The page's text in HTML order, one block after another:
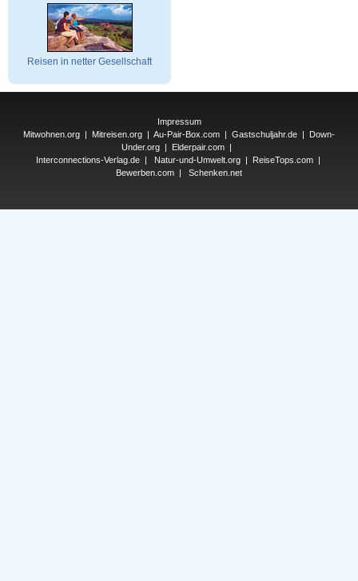
Reisen in netter Gesellschaft
Impressum
Mitwohnen.org | Mitreisen.org | Au-Pair-Box.com | Gastschuljahr.de | Down-
Under.org | Elderpair.com |
Interconnections-Verlag.de| Natur-und-Umwelt.org| ReiseTops.com|
Bewerben.com | Schenken.net